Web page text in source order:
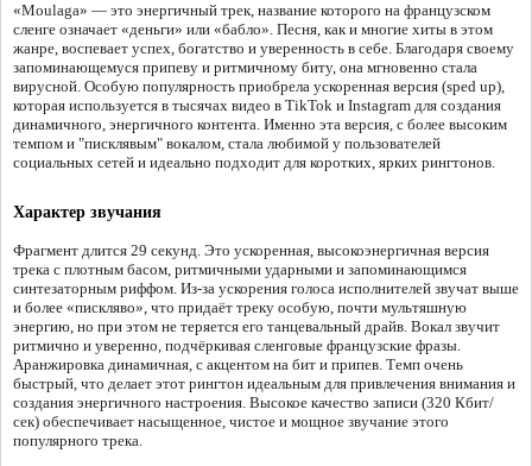
«Moulaga» — это энергичный трек, название которого на французском
сленге означает «деньги» или «бабло». Песня, как и многие хиты в этом
жанре, воспевает успех, богатство и уверенность в себе. Благодаря своему
запоминающемуся припеву и ритмичному биту, она мгновенно стала
вирусной. Особую популярность приобрела ускоренная версия (sped up),
которая используется в тысячах видео в TikTok и Instagram для создания
динамичного, энергичного контента. Именно эта версия, с более высоким
темпом и "писклявым" вокалом, стала любимой у пользователей
социальных сетей и идеально подходит для коротких, ярких рингтонов.
Характер звучания
Фрагмент длится 29 секунд. Это ускоренная, высокоэнергичная версия
трека с плотным басом, ритмичными ударными и запоминающимся
синтезаторным риффом. Из-за ускорения голоса исполнителей звучат выше
и более «пискляво», что придаёт треку особую, почти мультяшную
энергию, но при этом не теряется его танцевальный драйв. Вокал звучит
ритмично и уверенно, подчёркивая сленговые французские фразы.
Аранжировка динамичная, с акцентом на бит и припев. Темп очень
быстрый, что делает этот рингтон идеальным для привлечения внимания и
создания энергичного настроения. Высокое качество записи (320 Кбит/
сек) обеспечивает насыщенное, чистое и мощное звучание этого
популярного трека.